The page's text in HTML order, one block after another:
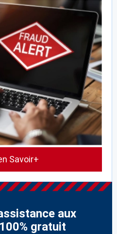
Savoir+
aux
gratuit